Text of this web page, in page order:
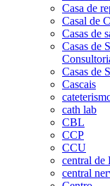
Casa de
Casal de
Casas de
Casas de
Casas de
Cascais
cath lab
CBL
CCP
CCU
central de
central